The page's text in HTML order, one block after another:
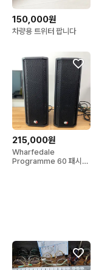
150,000원
차량용 트위터 팝니다
215,000원
Wharfedale
Programme 60 패시브